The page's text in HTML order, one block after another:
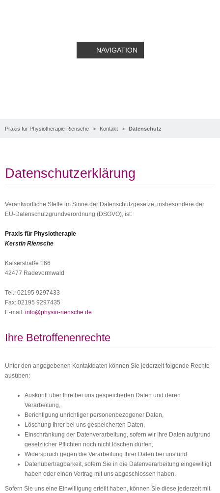
NAVIGATION
Praxis für Physiotherapie Riensche Kontakt Datenschutz
Datenschutzerklärung
Verantwortliche Stelle im Sinne der Datenschutzgesetze, insbesondere der
EU-Datenschutzgrundverordnung (DSGVO), ist:
Praxis für Physiotherapie
Kerstin Riensche
Kaiserstraße 166
42477 Radevormwald
Tel.: 02195 9297433
Fax: 02195 9297435
E-mail: info@physio-riensche.de
Ihre Betroffenenrechte
Unter den angegebenen Kontaktdaten können Sie jederzeit folgende Rechte
ausüben:
Auskunft über Ihre bei uns gespeicherten Daten und deren
Verarbeitung,
Berichtigung unrichtiger personenbezogener Daten,
Löschung Ihrer bei uns gespeicherten Daten,
Einschränkung der Datenverarbeitung, sofern wir Ihre Daten aufgrund
gesetzlicher Pflichten noch nicht löschen dürfen,
Widerspruch gegen die Verarbeitung Ihrer Daten bei uns und
Datenübertragbarkeit, sofern Sie in die Datenverarbeitung eingewilligt
haben oder einen Vertrag mit uns abgeschlossen haben.
Sofern Sie uns eine Einwilligung erteilt haben, können Sie diese jederzeit mit